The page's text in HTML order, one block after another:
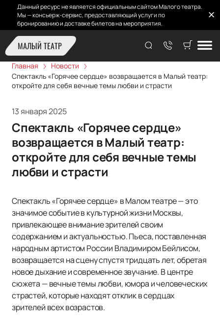
Данный ресурс не является официальным сайтом Малого театра.
Мы — консьерж-сервис, предоставляющий услуги по
бронированию и доставке билетов на мероприятия.
МАЛЫЙ ТЕАТР
Главная
Новости
Спектакль «Горячее сердце» возвращается в Малый театр:
откройте для себя вечные темы любви и страсти
13 января 2025
Спектакль «Горячее сердце»
возвращается в Малый театр:
откройте для себя вечные темы
любви и страсти
Спектакль «Горячее сердце» в Малом театре — это
значимое событие в культурной жизни Москвы,
привлекающее внимание зрителей своим
содержанием и актуальностью. Пьеса, поставленная
народным артистом России Владимиром Бейлисом,
возвращается на сцену спустя тридцать лет, обретая
новое дыхание и современное звучание. В центре
сюжета — вечные темы любви, юмора и человеческих
страстей, которые находят отклик в сердцах
зрителей всех возрастов.